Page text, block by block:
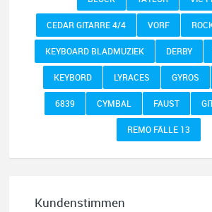
CEDAR GITARRE 4/4 VORF
KEYBOARD BLADMUZIEK DERBY
KEYBORD LYRACES GYROS
6839 CYMBAL FAUST
REMO FÄLLE 13
Kundenstimmen